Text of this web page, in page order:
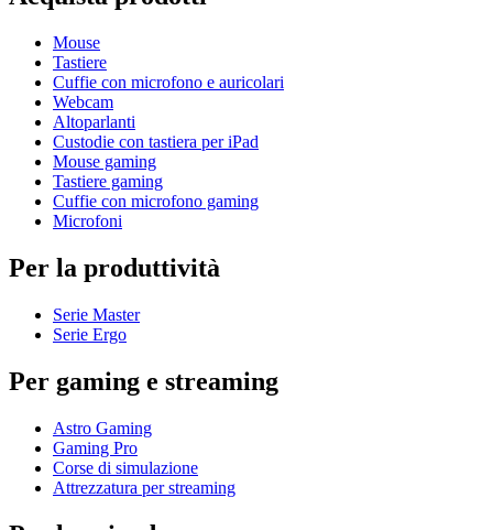
Mouse
Tastiere
Cuffie con microfono e auricolari
Webcam
Altoparlanti
Custodie con tastiera per iPad
Mouse gaming
Tastiere gaming
Cuffie con microfono gaming
Microfoni
Per la produttività
Serie Master
Serie Ergo
Per gaming e streaming
Astro Gaming
Gaming Pro
Corse di simulazione
Attrezzatura per streaming